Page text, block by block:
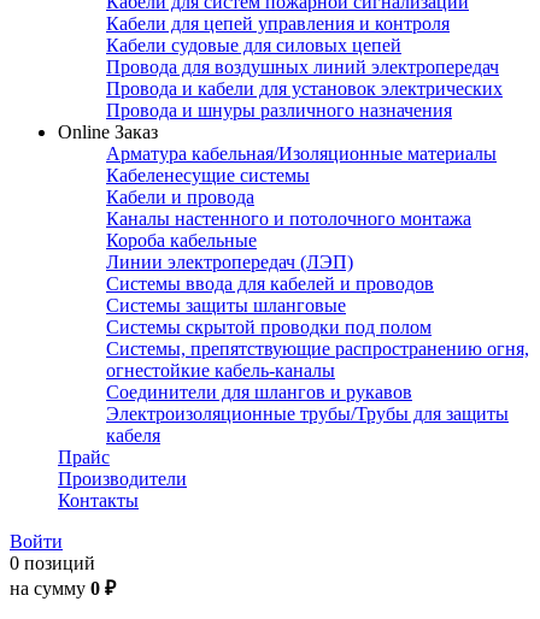
Кабели для цепей управления и контроля
Кабели судовые для силовых цепей
Провода для воздушных линий электропередач
Провода и кабели для установок электрических
Провода и шнуры различного назначения
Online Заказ
Арматура кабельная/Изоляционные материалы
Кабеленесущие системы
Кабели и провода
Каналы настенного и потолочного монтажа
Короба кабельные
Линии электропередач (ЛЭП)
Системы ввода для кабелей и проводов
Системы защиты шланговые
Системы скрытой проводки под полом
Системы, препятствующие распространению огня,
огнестойкие кабель-каналы
Соединители для шлангов и рукавов
Электроизоляционные трубы/Трубы для защиты
кабеля
Прайс
Производители
Контакты
Войти
0 позиций
на сумму 0 ₽